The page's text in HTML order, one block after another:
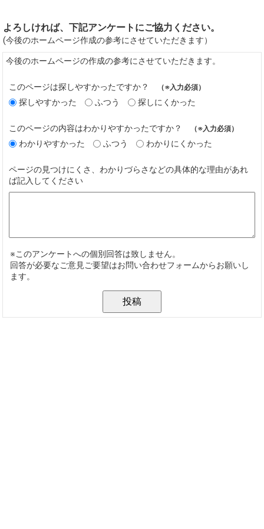
よろしければ、下記アンケートにご協力ください。
(今後のホームページ作成の参考にさせていただきます）
今後のホームページの作成の参考にさせていただきます。
このページは探しやすかったですか？ （※入力必須）
探しやすかった ふつう 探しにくかった
このページの内容はわかりやすかったですか？ （※入力必須）
わかりやすかった ふつう わかりにくかった
ページの見つけにくさ、わかりづらさなどの具体的な理由があれ
ば記入してください
※このアンケートへの個別回答は致しません。
回答が必要なご意見ご要望はお問い合わせフォームからお願いし
ます。